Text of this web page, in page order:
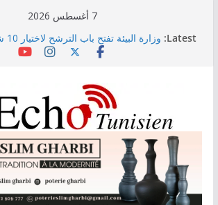
7 أغسطس 2026
Latest:
بنزرت: فريق فني يعاين أضرار حريق غابة
خطة لإعادة تأهيلها
بالمائة إلى موفى ماي 2026
اختيار معهد باستور مركزا إقليميا لشمال
مياه الصرف الصحي والبيئة
عمادة المهندسين تدعو منظوريها إلى
المعتمدة